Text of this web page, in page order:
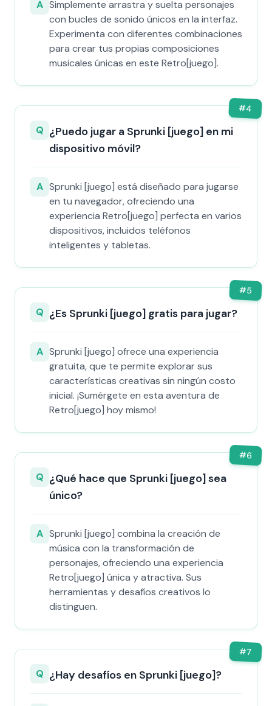
A Simplemente arrastra y suelta personajes
con bucles de sonido únicos en la interfaz.
Experimenta con diferentes combinaciones
para crear tus propias composiciones
musicales únicas en este Retro[juego].
#4
Q ¿Puedo jugar a Sprunki [juego] en mi
dispositivo móvil?
A Sprunki [juego] está diseñado para jugarse
en tu navegador, ofreciendo una
experiencia Retro[juego] perfecta en varios
dispositivos, incluidos teléfonos
inteligentes y tabletas.
#5
Q ¿Es Sprunki [juego] gratis para jugar?
A Sprunki [juego] ofrece una experiencia
gratuita, que te permite explorar sus
características creativas sin ningún costo
inicial. ¡Sumérgete en esta aventura de
Retro[juego] hoy mismo!
#6
Q ¿Qué hace que Sprunki [juego] sea
único?
A Sprunki [juego] combina la creación de
música con la transformación de
personajes, ofreciendo una experiencia
Retro[juego] única y atractiva. Sus
herramientas y desafíos creativos lo
distinguen.
#7
Q ¿Hay desafíos en Sprunki [juego]?